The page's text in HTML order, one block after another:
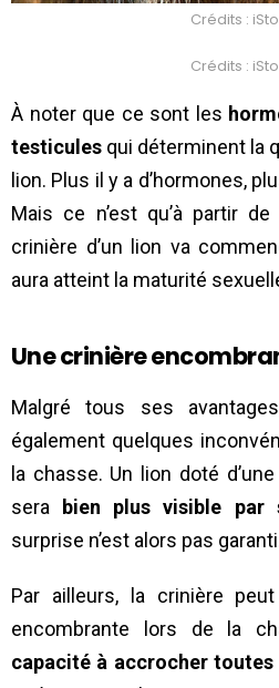
Crédits :
Crédits :
À noter que ce sont les
testicules qui déterminent la
lion. Plus il y a d’hormones,
Mais ce n’est qu’à partir de
crinière d’un lion va
aura atteint la maturité
Une crinière
Malgré tous ses
également quelques
la chasse. Un lion doté
sera
bien plus visible par
surprise n’est alors pas
Par ailleurs, la crinière
encombrante lors de la
capacité à accrocher toutes